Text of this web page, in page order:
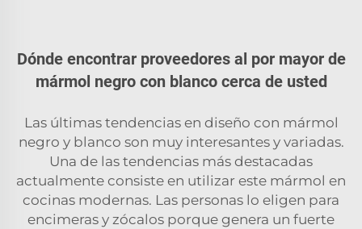
Dónde encontrar proveedores al por mayor de
mármol negro con blanco cerca de usted
Las últimas tendencias en diseño con mármol
negro y blanco son muy interesantes y variadas.
Una de las tendencias más destacadas
actualmente consiste en utilizar este mármol en
cocinas modernas. Las personas lo eligen para
encimeras y zócalos porque genera un fuerte